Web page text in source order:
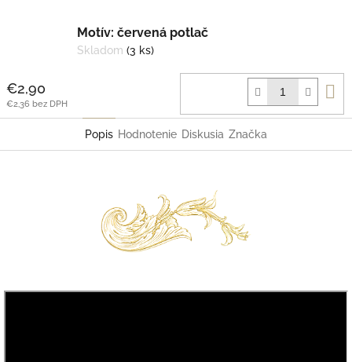
Motív: červená potlač
Skladom (3 ks)
€2,90
€2,36 bez DPH
Popis Hodnotenie Diskusia Značka